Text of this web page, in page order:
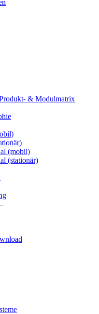
& Modulmatrix
(mobil)
(stationär)